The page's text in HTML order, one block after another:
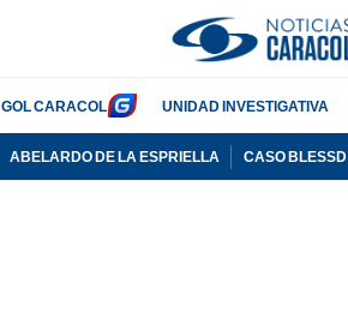
GOL CARACOL UNIDAD INVESTIGATIVA
ABELARDO DE LA ESPRIELLA CASO BLESSD